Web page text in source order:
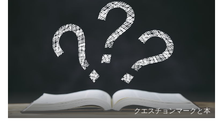
クエスチョンマークと本